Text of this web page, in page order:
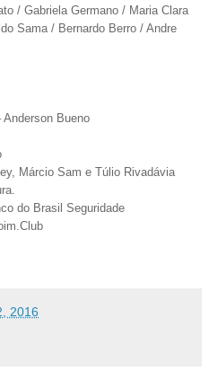
/ Gabriela Germano / Maria Clara
Sama / Bernardo Berro / Andre
Anderson Bueno
Márcio Sam e Túlio Rivadávia
do Brasil Seguridade
2016